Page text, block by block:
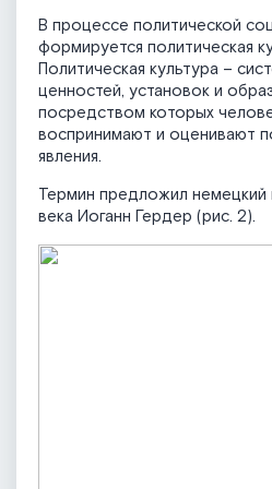
В процессе политической
формируется политическая
Политическая культура –
ценностей, установок и
посредством которых
воспринимают и оценивают
явления.
Термин предложил немецкий
века Иоганн Гердер (рис. 2).